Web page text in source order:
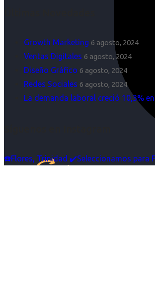
Growth Marketing 6 agosto, 2024
Ventas Digitales 6 agosto, 2024
Diseño Gráfico 6 agosto, 2024
Redes Sociales 6 agosto, 2024
La demanda laboral creció 10,3%
☎️Flores, Trinidad ✔️Seleccionamos para